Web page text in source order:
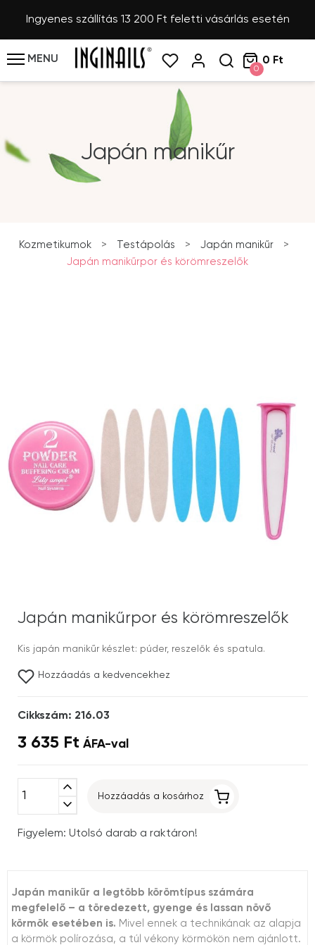
Ingyenes szállítás 13 200 Ft feletti vásárlás esetén
MENU
0
0 Ft
Japán manikűr
Kozmetikumok > Testápolás > Japán manikűr
>
Japán manikűrpor és körömreszelők
Japán manikűrpor és körömreszelők
Kis japán manikűr készlet: púder, reszelők és spatula.
Hozzáadás a kedvencekhez
Cikkszám: 216.03
3 635 Ft ÁFA-val
expand_less
expand_more
Hozzáadás a kosárhoz
Figyelem: Utolsó darab a raktáron!
Japán manikűr a legtöbb körömtípus számára
megfelelő – a töredezett, gyenge és lassan növő
körmök esetében is. Mivel ennek a technikának az alapja
a körmök polírozása, a túl vékony körmökön nem ajánlott.